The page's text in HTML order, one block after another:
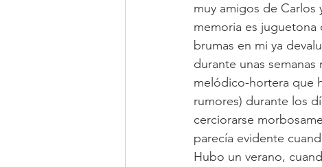
muy amigos de
memoria es juguetona
brumas en mi ya
durante unas
melódico-hortera que
rumores) durante los
cerciorarse
parecía evidente
Hubo un verano,